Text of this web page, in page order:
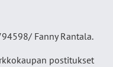
Fanny Rantala.
postitukset